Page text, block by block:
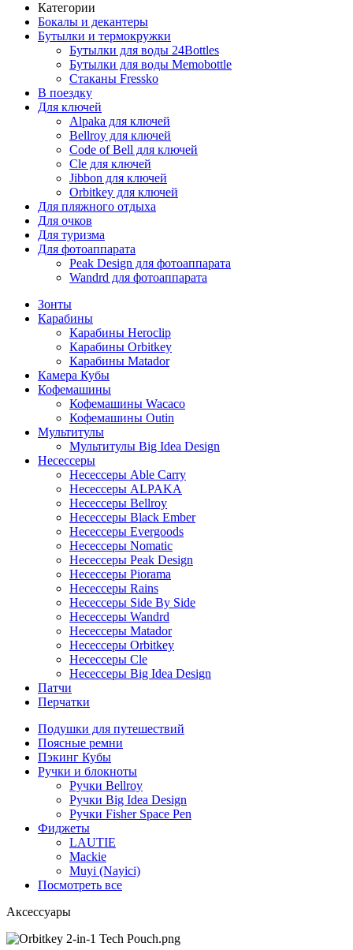
Категории
Бокалы и декантеры
Бутылки и термокружки
Бутылки для воды 24Bottles
Бутылки для воды Memobottle
Стаканы Fressko
В поездку
Для ключей
Alpaka для ключей
Bellroy для ключей
Code of Bell для ключей
Cle для ключей
Jibbon для ключей
Orbitkey для ключей
Для пляжного отдыха
Для очков
Для туризма
Для фотоаппарата
Peak Design для фотоаппарата
Wandrd для фотоаппарата
Зонты
Карабины
Карабины Heroclip
Карабины Orbitkey
Карабины Matador
Камера Кубы
Кофемашины
Кофемашины Wacaco
Кофемашины Outin
Мультитулы
Мультитулы Big Idea Design
Несессеры
Несессеры Able Carry
Несессеры ALPAKA
Несессеры Bellroy
Несессеры Black Ember
Несессеры Evergoods
Несессеры Nomatic
Несессеры Peak Design
Несессеры Piorama
Несессеры Rains
Несессеры Side By Side
Несессеры Wandrd
Несессеры Matador
Несессеры Orbitkey
Несессеры Cle
Несессеры Big Idea Design
Патчи
Перчатки
Подушки для путешествий
Поясные ремни
Пэкинг Кубы
Ручки и блокноты
Ручки Bellroy
Ручки Big Idea Design
Ручки Fisher Space Pen
Фиджеты
LAUTIE
Mackie
Muyi (Nayici)
Посмотреть все
Аксессуары